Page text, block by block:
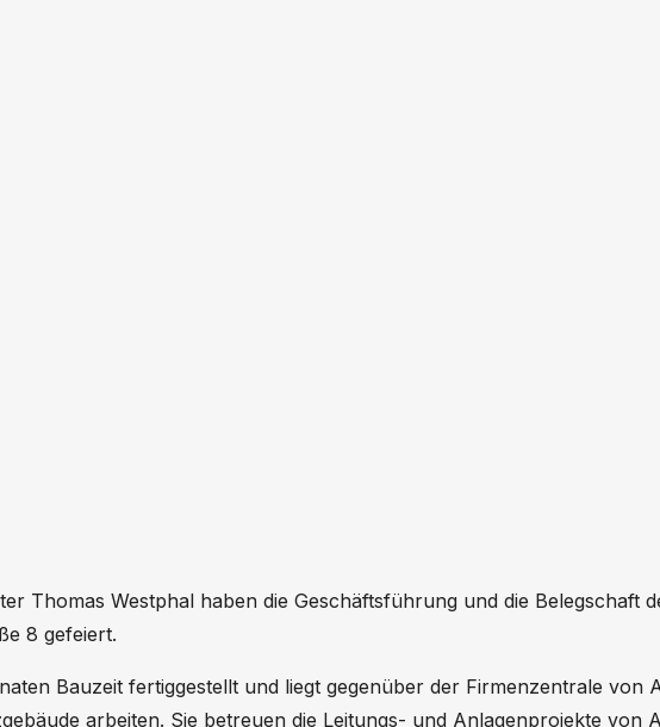
Thomas Westphal haben die Geschäftsführung und die Belegschaft
8 gefeiert.
Bauzeit fertiggestellt und liegt gegenüber der Firmenzentrale
arbeiten. Sie betreuen die Leitungs- und Anlagenprojekte von